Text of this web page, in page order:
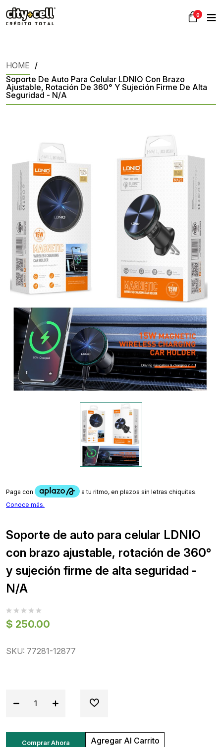
0
HOME
Soporte De Auto Para Celular LDNIO Con Brazo
Ajustable, Rotación De 360° Y Sujeción Firme De Alta
Seguridad - N/A
Soporte de auto para celular LDNIO
con brazo ajustable, rotación de 360°
y sujeción firme de alta seguridad -
N/A
$ 250.00
SKU: 77281-12877
Comprar Ahora Agregar Al Carrito